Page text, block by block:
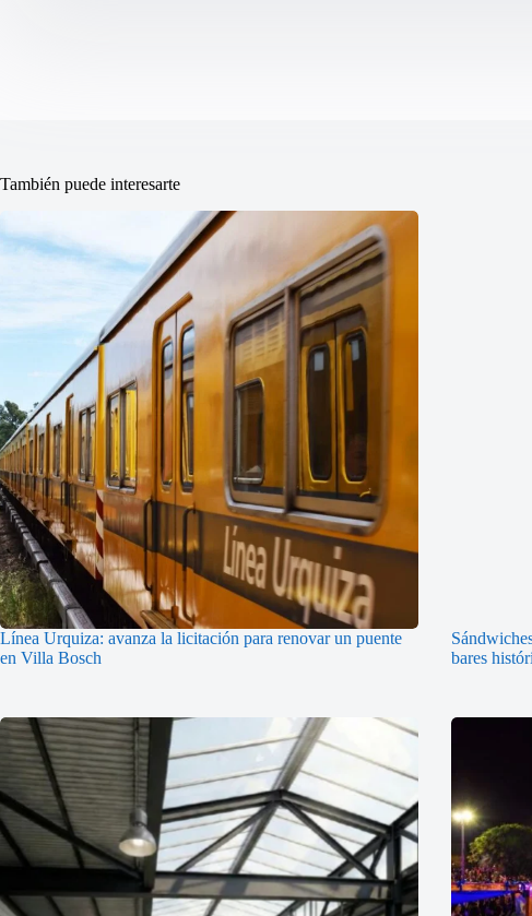
También puede interesarte
Línea Urquiza: avanza la licitación para renovar un puente
en Villa Bosch
bares